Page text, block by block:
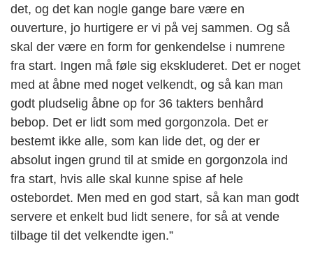
det, og det kan nogle gange bare være en
ouverture, jo hurtigere er vi på vej sammen. Og så
skal der være en form for genkendelse i numrene
fra start. Ingen må føle sig ekskluderet. Det er noget
med at åbne med noget velkendt, og så kan man
godt pludselig åbne op for 36 takters benhård
bebop. Det er lidt som med gorgonzola. Det er
bestemt ikke alle, som kan lide det, og der er
absolut ingen grund til at smide en gorgonzola ind
fra start, hvis alle skal kunne spise af hele
ostebordet. Men med en god start, så kan man godt
servere et enkelt bud lidt senere, for så at vende
tilbage til det velkendte igen.”